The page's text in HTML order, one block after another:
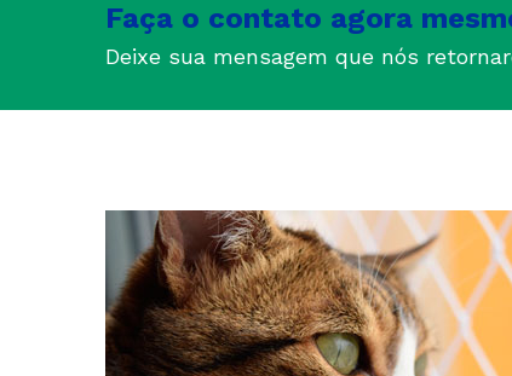
Faça o contato agora
Deixe sua mensagem que nós